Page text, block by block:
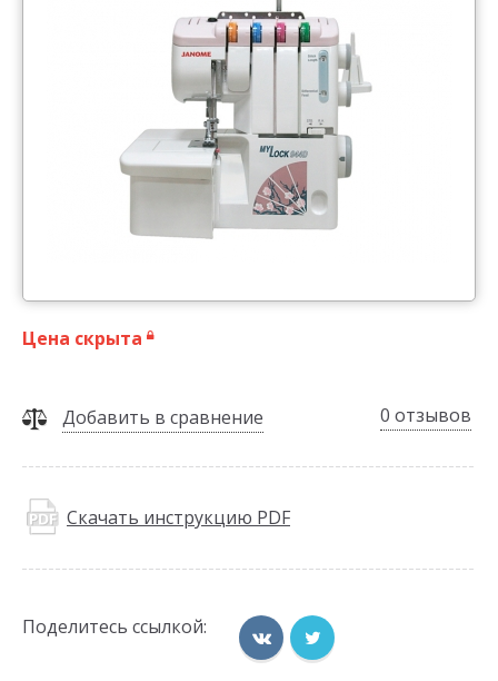
Цена скрыта
Добавить в сравнение 0 отзывов
Скачать инструкцию PDF
Поделитесь ссылкой: